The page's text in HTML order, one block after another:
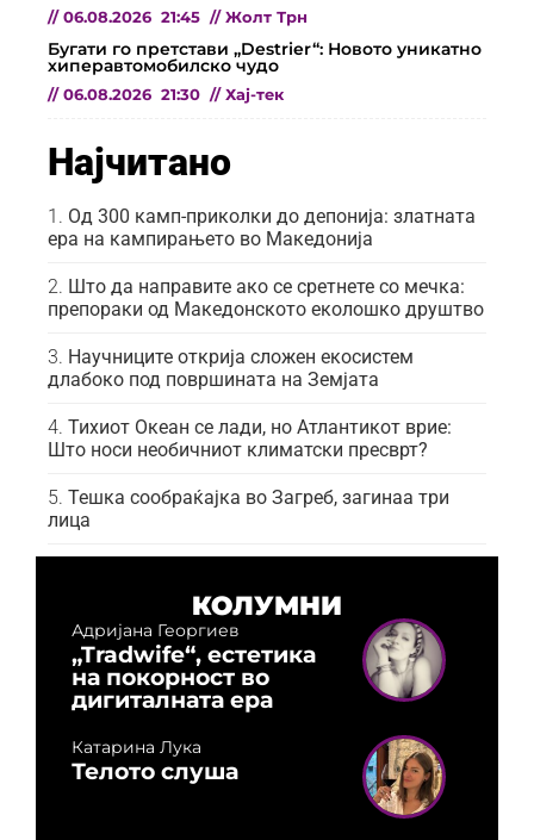
// 06.08.2026 21:45 // Жолт Трн
Бугати го претстави „Destrier“: Новото уникатно
хиперавтомобилско чудо
// 06.08.2026 21:30 // Хај-тек
Најчитано
Од 300 камп-приколки до депонија: златната
ера на кампирањето во Македонија
Што да направите ако се сретнете со мечка:
препораки од Македонското еколошко друштво
Научниците открија сложен екосистем
длабоко под површината на Земјата
Тихиот Океан се лади, но Атлантикот врие:
Што носи необичниот климатски пресврт?
Тешка сообраќајка во Загреб, загинаа три
лица
КОЛУМНИ
Адријана Георгиев
„Tradwife“, естетика
на покорност во
дигиталната ера
Катарина Лука
Телото слуша